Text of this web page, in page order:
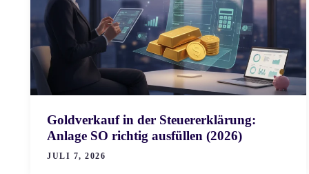
Goldverkauf in der Steuererklärung:
Anlage SO richtig ausfüllen (2026)
JULI 7, 2026